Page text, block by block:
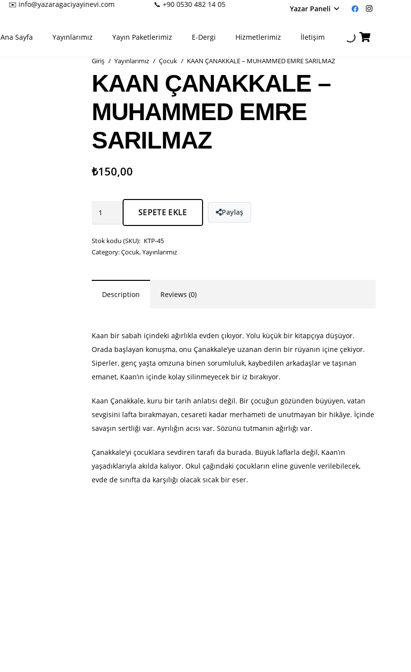
✉️ info@yazaragaciyayinevi.com 📞 +90 0530 482 14 05 Yazar Paneli
Ana Sayfa Yayınlarımız Yayın Paketlerimiz E-Dergi Hizmetlerimiz İletişim
Giriş / Yayınlarımız / Çocuk / KAAN ÇANAKKALE – MUHAMMED EMRE SARILMAZ
KAAN ÇANAKKALE –
MUHAMMED EMRE
SARILMAZ
₺150,00
MUHAMMED
SEPETE EKLE Paylaş
Stok kodu (SKU): KTP-45
Category:Çocuk,Yayınlarımız
Description Reviews (0)
Kaan bir sabah içindeki ağırlıkla evden çıkıyor. Yolu küçük bir kitapçıya düşüyor.
Orada başlayan konuşma, onu Çanakkale’ye uzanan derin bir rüyanın içine çekiyor.
Siperler, genç yaşta omzuna binen sorumluluk, kaybedilen arkadaşlar ve taşınan
emanet, Kaan’ın içinde kolay silinmeyecek bir iz bırakıyor.
Kaan Çanakkale, kuru bir tarih anlatısı değil. Bir çocuğun gözünden büyüyen, vatan
sevgisini lafta bırakmayan, cesareti kadar merhameti de unutmayan bir hikâye. İçinde
savaşın sertliği var. Ayrılığın acısı var. Sözünü tutmanın ağırlığı var.
Çanakkale’yi çocuklara sevdiren tarafı da burada. Büyük laflarla değil, Kaan’ın
yaşadıklarıyla akılda kalıyor. Okul çağındaki çocukların eline güvenle verilebilecek,
evde de sınıfta da karşılığı olacak sıcak bir eser.